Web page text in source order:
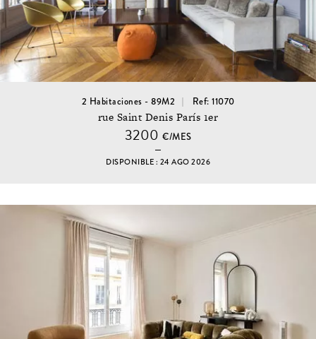
2 Habitaciones - 89M2 Ref: 11070
rue Saint Denis París 1er
3200 €/MES
DISPONIBLE : 24 AGO 2026